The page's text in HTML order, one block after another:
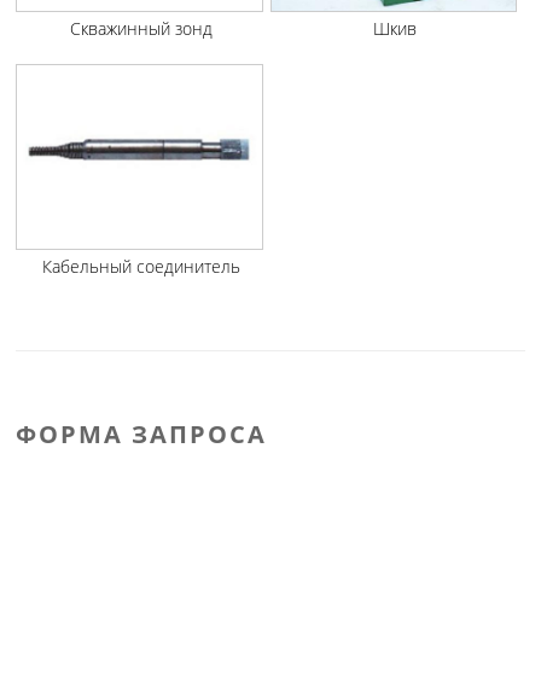
Скважинный зонд Шкив
Кабельный соединитель
ФОРМА ЗАПРОСА